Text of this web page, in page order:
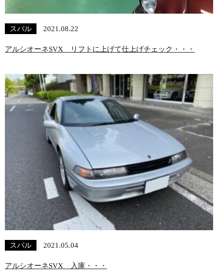
スバル 2021.08.22
アルシオーネSVX リフトに上げて仕上げチェック・・・
スバル 2021.05.04
アルシオーネSVX 入庫・・・